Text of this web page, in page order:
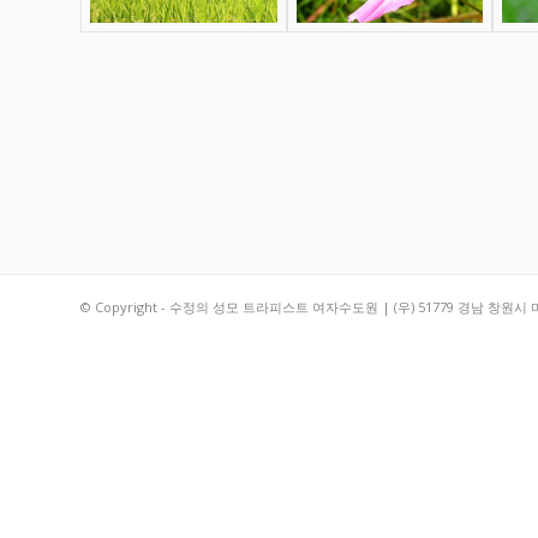
© Copyright - 수정의 성모 트라피스트 여자수도원 | (우) 51779 경남 창원시